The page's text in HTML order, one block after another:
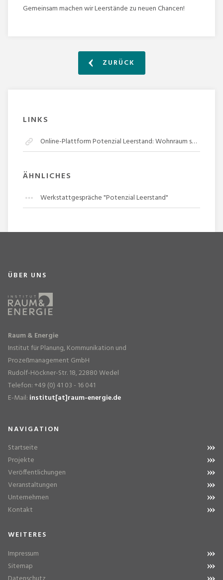
Gemeinsam machen wir Leerstände zu neuen Chancen!
ZURÜCK
LINKS
Online-Plattform Potenzial Leerstand: Wohnraum schaffen
ÄHNLICHES
Werkstattgespräche "Potenzial Leerstand"
ÜBER UNS
Raum & Energie
Institut für Planung, Kommunikation und
Prozeßmanagement GmbH
Rudolf-Höckner-Str. 18, 22880 Wedel
Telefon: +49 (0) 41 03 - 16 041
E-Mail: institut[at]raum-energie.de
NAVIGATION
Startseite
Projekte
Veröffentlichungen
Veranstaltungen
Unternehmen
Kontakt
WEITERES
Impressum
Sitemap